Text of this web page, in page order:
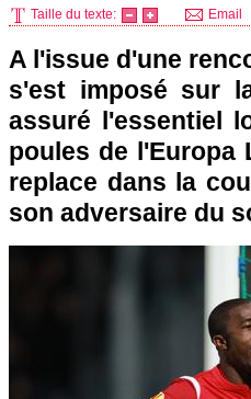
Taille du texte: Email
A l'issue d'une
s'est imposé sur
assuré l'essentiel
poules de l'Europa
replace dans la
son adversaire du